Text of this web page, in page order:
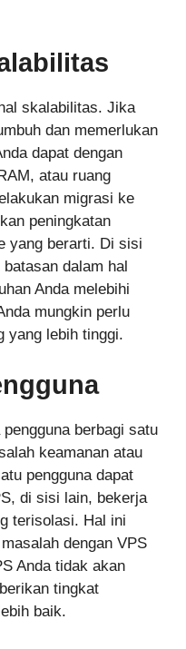
skalabilitas. Jika
dan memerlukan
dapat dengan
atau ruang
migrasi ke
peningkatan
yang berarti. Di sisi
dalam hal
Anda melebihi
mungkin perlu
yang lebih tinggi.
berbagi satu
keamanan atau
pengguna dapat
di sisi lain, bekerja
terisolasi. Hal ini
dengan VPS
Anda tidak akan
tingkat
baik.